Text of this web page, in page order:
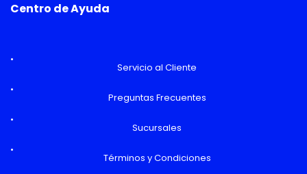
Centro de Ayuda
Servicio al Cliente
Preguntas Frecuentes
Sucursales
Términos y Condiciones